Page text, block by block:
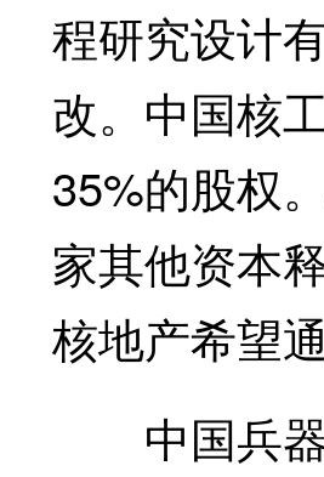
程研究设计
改。中国核
35%的股权
家其他资本
核地产希望
中国兵器